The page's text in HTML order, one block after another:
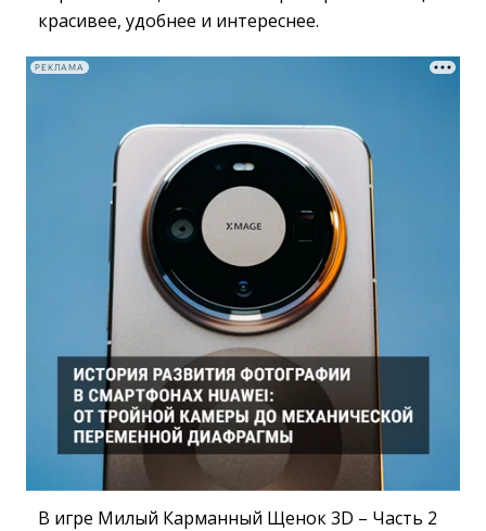
красивее, удобнее и интереснее.
РЕКЛАМА
В игре Милый Карманный Щенок 3D – Часть 2